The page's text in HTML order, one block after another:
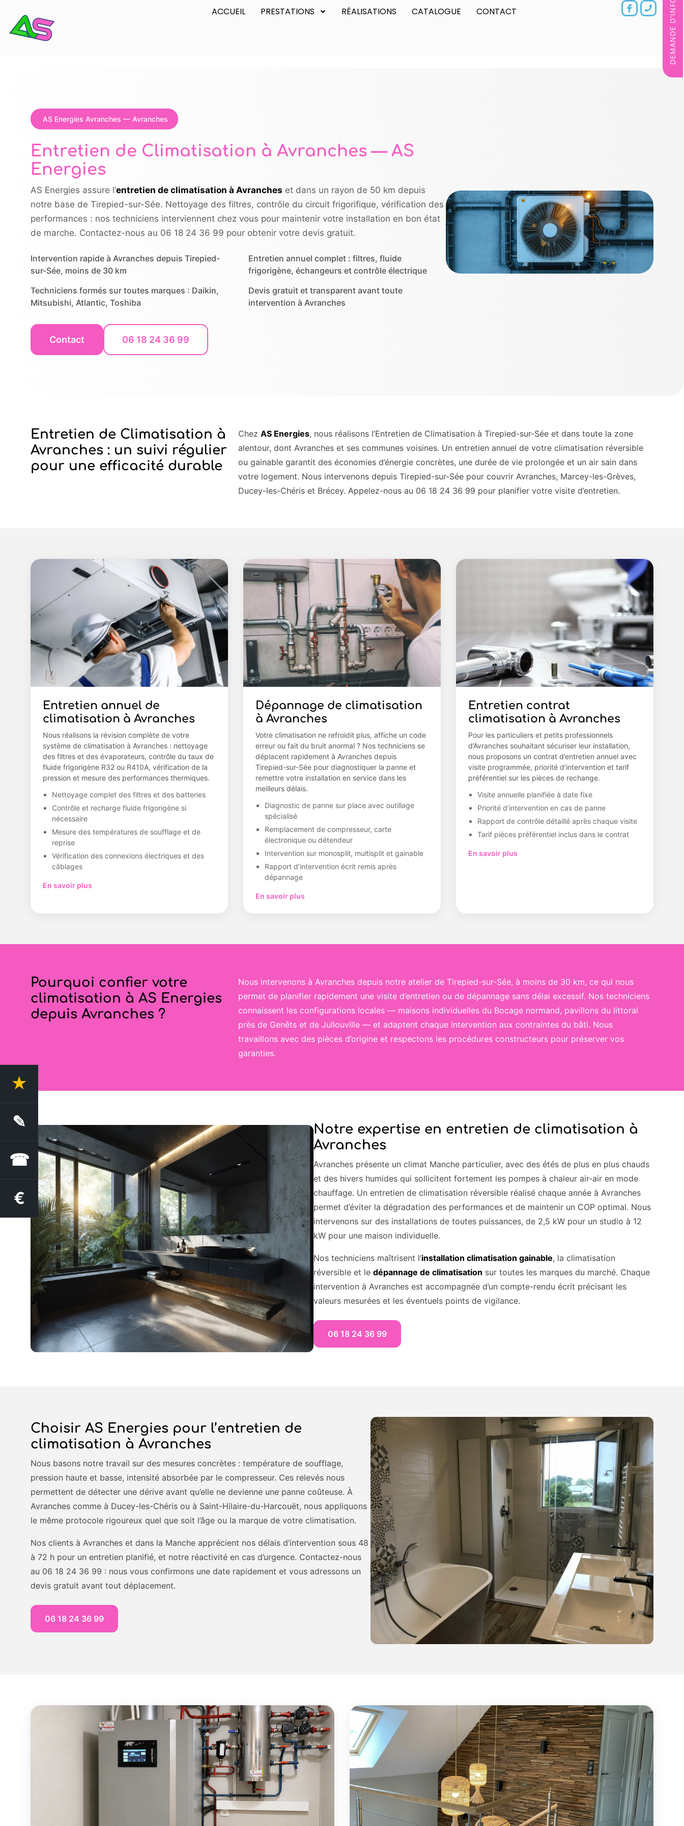
ACCUEIL PRESTATIONS RÉALISATIONS CATALOGUE CONTACT
AS Energies Avranches — Avranches
Entretien de Climatisation à Avranches — AS
Energies
AS Energies assure l’entretien de climatisation à Avranches et dans un rayon de 50 km depuis
notre base de Tirepied-sur-Sée. Nettoyage des filtres, contrôle du circuit frigorifique, vérification des
performances : nos techniciens interviennent chez vous pour maintenir votre installation en bon état
de marche. Contactez-nous au 06 18 24 36 99 pour obtenir votre devis gratuit.
Intervention rapide à Avranches depuis Tirepied-
sur-Sée, moins de 30 km
Entretien annuel complet : filtres, fluide
frigorigène, échangeurs et contrôle électrique
Techniciens formés sur toutes marques : Daikin,
Mitsubishi, Atlantic, Toshiba
Devis gratuit et transparent avant toute
intervention à Avranches
Contact 06 18 24 36 99
Entretien de Climatisation à
Avranches : un suivi régulier
pour une efficacité durable
Chez AS Energies, nous réalisons l’Entretien de Climatisation à Tirepied-sur-Sée et dans toute la zone
alentour, dont Avranches et ses communes voisines. Un entretien annuel de votre climatisation réversible
ou gainable garantit des économies d’énergie concrètes, une durée de vie prolongée et un air sain dans
votre logement. Nous intervenons depuis Tirepied-sur-Sée pour couvrir Avranches, Marcey-les-Grèves,
Ducey-les-Chéris et Brécey. Appelez-nous au 06 18 24 36 99 pour planifier votre visite d’entretien.
Entretien annuel de
climatisation à Avranches
Nous réalisons la révision complète de votre
système de climatisation à Avranches : nettoyage
des filtres et des évaporateurs, contrôle du taux de
fluide frigorigène R32 ou R410A, vérification de la
pression et mesure des performances thermiques.
Nettoyage complet des filtres et des batteries
Contrôle et recharge fluide frigorigène si
nécessaire
Mesure des températures de soufflage et de
reprise
Vérification des connexions électriques et des
câblages
En savoir plus
Dépannage de climatisation
à Avranches
Votre climatisation ne refroidit plus, affiche un code
erreur ou fait du bruit anormal ? Nos techniciens se
déplacent rapidement à Avranches depuis
Tirepied-sur-Sée pour diagnostiquer la panne et
remettre votre installation en service dans les
meilleurs délais.
Diagnostic de panne sur place avec outillage
spécialisé
Remplacement de compresseur, carte
électronique ou détendeur
Intervention sur monosplit, multisplit et gainable
Rapport d’intervention écrit remis après
dépannage
En savoir plus
Entretien contrat
climatisation à Avranches
Pour les particuliers et petits professionnels
d’Avranches souhaitant sécuriser leur installation,
nous proposons un contrat d’entretien annuel avec
visite programmée, priorité d’intervention et tarif
préférentiel sur les pièces de rechange.
Visite annuelle planifiée à date fixe
Priorité d’intervention en cas de panne
Rapport de contrôle détaillé après chaque visite
Tarif pièces préférentiel inclus dans le contrat
En savoir plus
Pourquoi confier votre
climatisation à AS Energies
depuis Avranches ?
Nous intervenons à Avranches depuis notre atelier de Tirepied-sur-Sée, à moins de 30 km, ce qui nous
permet de planifier rapidement une visite d’entretien ou de dépannage sans délai excessif. Nos techniciens
connaissent les configurations locales — maisons individuelles du Bocage normand, pavillons du littoral
près de Genêts et de Jullouville — et adaptent chaque intervention aux contraintes du bâti. Nous
travaillons avec des pièces d’origine et respectons les procédures constructeurs pour préserver vos
garanties.
Notre expertise en entretien de climatisation à
Avranches
Avranches présente un climat Manche particulier, avec des étés de plus en plus chauds
et des hivers humides qui sollicitent fortement les pompes à chaleur air-air en mode
chauffage. Un entretien de climatisation réversible réalisé chaque année à Avranches
permet d’éviter la dégradation des performances et de maintenir un COP optimal. Nous
intervenons sur des installations de toutes puissances, de 2,5 kW pour un studio à 12
kW pour une maison individuelle.
Nos techniciens maîtrisent l’installation climatisation gainable, la climatisation
réversible et ledépannage de climatisation sur toutes les marques du marché. Chaque
intervention à Avranches est accompagnée d’un compte-rendu écrit précisant les
valeurs mesurées et les éventuels points de vigilance.
06 18 24 36 99
Choisir AS Energies pour l’entretien de
climatisation à Avranches
Nous basons notre travail sur des mesures concrètes : température de soufflage,
pression haute et basse, intensité absorbée par le compresseur. Ces relevés nous
permettent de détecter une dérive avant qu’elle ne devienne une panne coûteuse. À
Avranches comme à Ducey-les-Chéris ou à Saint-Hilaire-du-Harcouët, nous appliquons
le même protocole rigoureux quel que soit l’âge ou la marque de votre climatisation.
Nos clients à Avranches et dans la Manche apprécient nos délais d’intervention sous 48
à 72 h pour un entretien planifié, et notre réactivité en cas d’urgence. Contactez-nous
au 06 18 24 36 99 : nous vous confirmons une date rapidement et vous adressons un
devis gratuit avant tout déplacement.
06 18 24 36 99
★
✎
☎
€
Estimation des aides